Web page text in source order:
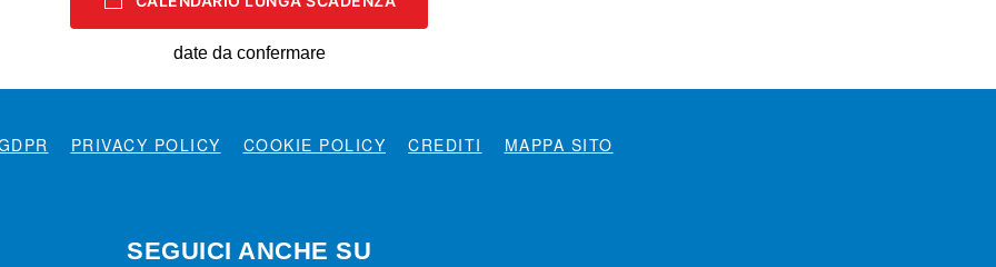
date da confermare
PRIVACY POLICY COOKIE POLICY CREDITI MAPPA SITO
SEGUICI ANCHE SU